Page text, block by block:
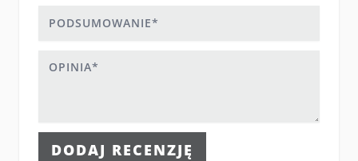
DODAJ RECENZJĘ